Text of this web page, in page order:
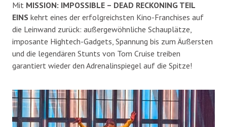
Mit MISSION: IMPOSSIBLE – DEAD RECKONING TEIL
EINS kehrt eines der erfolgreichsten Kino-Franchises auf
die Leinwand zurück: außergewöhnliche Schauplätze,
imposante Hightech-Gadgets, Spannung bis zum Äußersten
und die legendären Stunts von Tom Cruise treiben
garantiert wieder den Adrenalinspiegel auf die Spitze!